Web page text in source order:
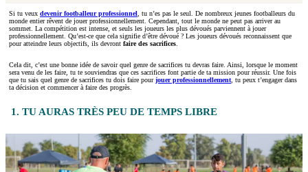
Si tu veux devenir footballeur professionnel , tu n’es pas le seul. De nombreux jeunes footballeurs du
monde entier rêvent de jouer professionnellement. Cependant, tout le monde ne peut pas arriver au
sommet. La compétition est intense, et seuls les joueurs les plus dévoués parviennent à jouer
professionnellement. Qu’est-ce que cela signifie d’être dévoué ? Les joueurs dévoués reconnaissent que
pour atteindre leurs objectifs, ils devront faire des sacrifices
Cela dit, c’est une bonne idée de savoir quel genre de sacrifices tu devras faire. Ainsi, lorsque le moment
sera venu de les faire, tu te souviendras que ces sacrifices font partie de ta mission pour réussir. Une fois
que tu sais quel genre de sacrifices tu dois faire pourjouer professionnellement , tu peux t’engager dans
ta décision et commencer à faire des progrès.
1. TU AURAS TRÈS PEU DE TEMPS LIBRE